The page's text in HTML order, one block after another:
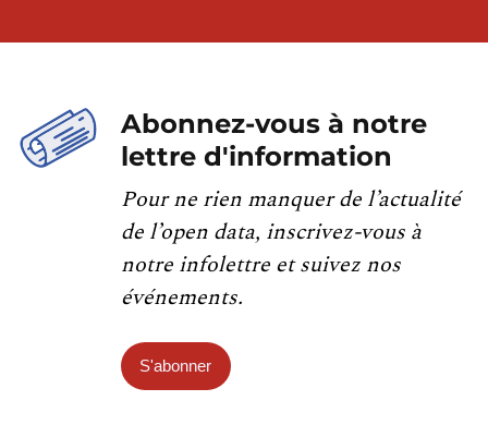
Abonnez-vous à notre
lettre d'information
Pour ne rien manquer de l’actualité
de l’open data, inscrivez-vous à
notre infolettre et suivez nos
événements.
S'abonner